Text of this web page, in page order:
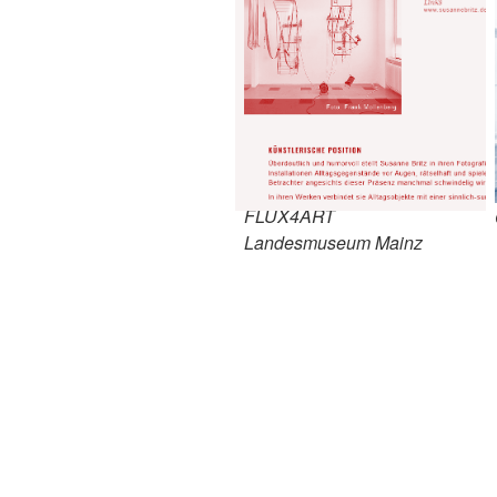
FLUX4ART
Landesmuseum Mainz